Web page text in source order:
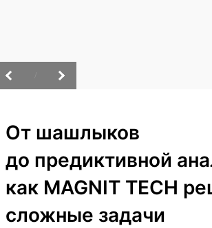
От шашлыков
до предиктивной
как MAGNIT TECH
сложные задачи